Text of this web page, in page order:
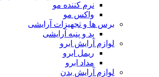
نرم کننده مو
واکس مو
برس ها و تجهیزات آرایشی
پد و پنبه آرایشی
لوازم آرایش ابرو
ریمل ابرو
مداد ابرو
لوازم آرایش بدن